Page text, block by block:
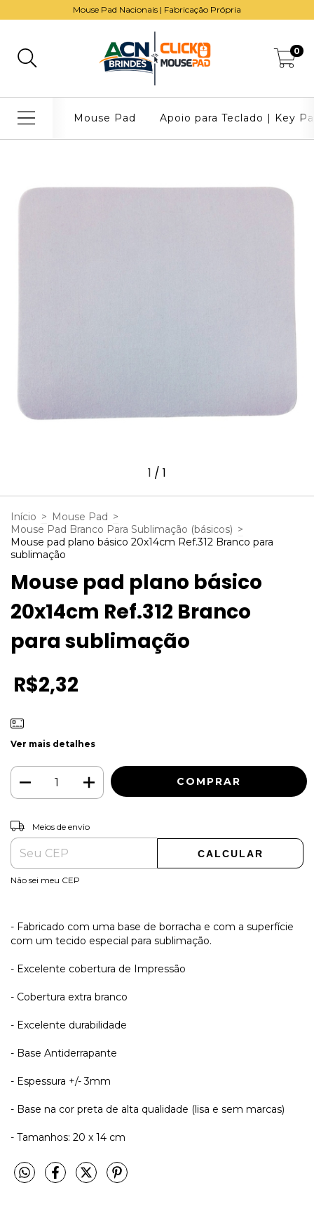
Mouse Pad Nacionais | Fabricação Própria
0
Mouse Pad Apoio para Teclado | Key
1 / 1
Início > Mouse Pad >
Mouse Pad Branco Para Sublimação (básicos) >
Mouse pad plano básico 20x14cm Ref.312 Branco para
sublimação
Mouse pad plano básico
20x14cm Ref.312 Branco
para sublimação
R$2,32
Ver mais detalhes
Entregas para o CEP:
Meios de envio
CALCULAR
Não sei meu CEP
- Fabricado com uma base de borracha e com a superfície
com um tecido especial para sublimação.
- Excelente cobertura de Impressão
- Cobertura extra branco
- Excelente durabilidade
- Base Antiderrapante
- Espessura +/- 3mm
- Base na cor preta de alta qualidade (lisa e sem marcas)
- Tamanhos: 20 x 14 cm